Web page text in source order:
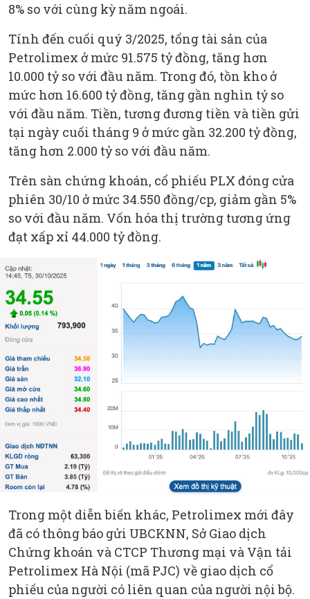
8% so với cùng kỳ năm ngoái.
Tính đến cuối quý 3/2025, tổng tài sản của
Petrolimex ở mức 91.575 tỷ đồng, tăng hơn
10.000 tỷ so với đầu năm. Trong đó, tồn kho ở
mức hơn 16.600 tỷ đồng, tăng gần nghìn tỷ so
với đầu năm. Tiền, tương đương tiền và tiền gửi
tại ngày cuối tháng 9 ở mức gần 32.200 tỷ đồng,
tăng hơn 2.000 tỷ so với đầu năm.
Trên sàn chứng khoán, cổ phiếu PLX đóng cửa
phiên 30/10 ở mức 34.550 đồng/cp, giảm gần 5%
so với đầu năm. Vốn hóa thị trường tương ứng
đạt xấp xỉ 44.000 tỷ đồng.
Trong một diễn biến khác, Petrolimex mới đây
đã có thông báo gửi UBCKNN, Sở Giao dịch
Chứng khoán và CTCP Thương mại và Vận tải
Petrolimex Hà Nội (mã PJC) về giao dịch cổ
phiếu của người có liên quan của người nội bộ.